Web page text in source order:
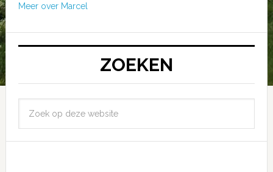
Meer over Marcel
ZOEKEN